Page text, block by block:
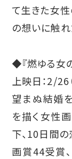
て生きた女
の想いに触れ
◆『燃ゆる女
上映日：2/26
望まぬ結婚
を描く女性
下、10日間
画賞44受賞